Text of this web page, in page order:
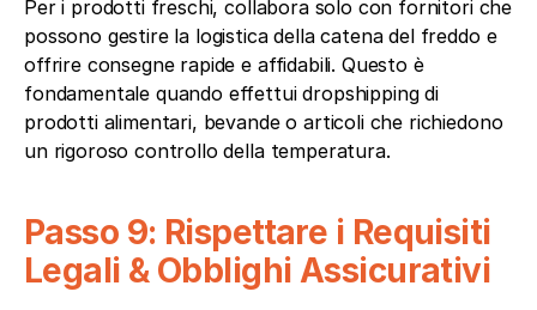
Per i prodotti freschi, collabora solo con fornitori che
possono gestire la logistica della catena del freddo e
offrire consegne rapide e affidabili. Questo è
fondamentale quando effettui dropshipping di
prodotti alimentari, bevande o articoli che richiedono
un rigoroso controllo della temperatura.
Passo 9: Rispettare i Requisiti
Legali & Obblighi Assicurativi